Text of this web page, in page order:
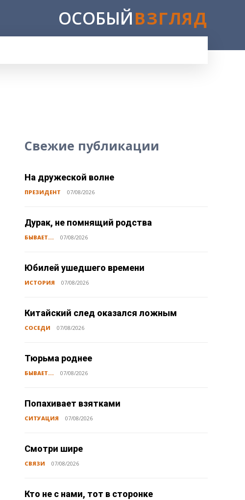
ОСОБЫЙВЗГЛЯД
Свежие публикации
На дружеской волне
ПРЕЗИДЕНТ 07/08/2026
Дурак, не помнящий родства
БЫВАЕТ... 07/08/2026
Юбилей ушедшего времени
ИСТОРИЯ 07/08/2026
Китайский след оказался ложным
СОСЕДИ 07/08/2026
Тюрьма роднее
БЫВАЕТ... 07/08/2026
Попахивает взятками
СИТУАЦИЯ 07/08/2026
Смотри шире
СВЯЗИ 07/08/2026
Кто не с нами, тот в сторонке